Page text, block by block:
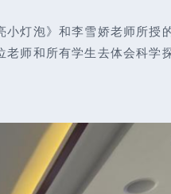
灯泡》和李雪娇老师所授
老师和所有学生去体会科学